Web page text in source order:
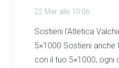
22 Mar alle 10:06
Sostieni l’Atletica
5×1000 Sostieni anche
con il tuo 5×1000, ogni